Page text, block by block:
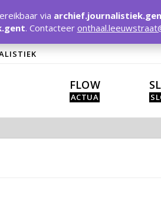
FLOW
via
. Contacteer